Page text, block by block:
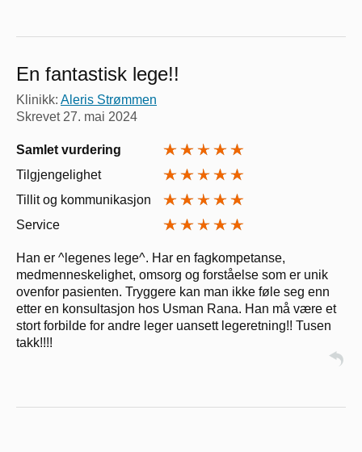
En fantastisk lege!!
Klinikk: Aleris Strømmen
Skrevet 27. mai 2024
Samlet vurdering
Tilgjengelighet
Tillit og kommunikasjon
Service
Han er ^legenes lege^. Har en fagkompetanse,
medmenneskelighet, omsorg og forståelse som er unik
ovenfor pasienten. Tryggere kan man ikke føle seg enn
etter en konsultasjon hos Usman Rana. Han må være et
stort forbilde for andre leger uansett legeretning!! Tusen
takk!!!!